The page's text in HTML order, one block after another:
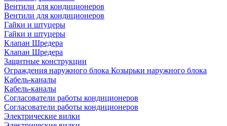
Вентили для кондиционеров
Вентили для кондиционеров
Гайки и штуцеры
Гайки и штуцеры
Клапан Шредера
Клапан Шредера
Защитные конструкции
Ограждения наружного блока Козырьки наружного блока
Кабель-каналы
Кабель-каналы
Согласователи работы кондиционеров
Согласователи работы кондиционеров
Электрические вилки